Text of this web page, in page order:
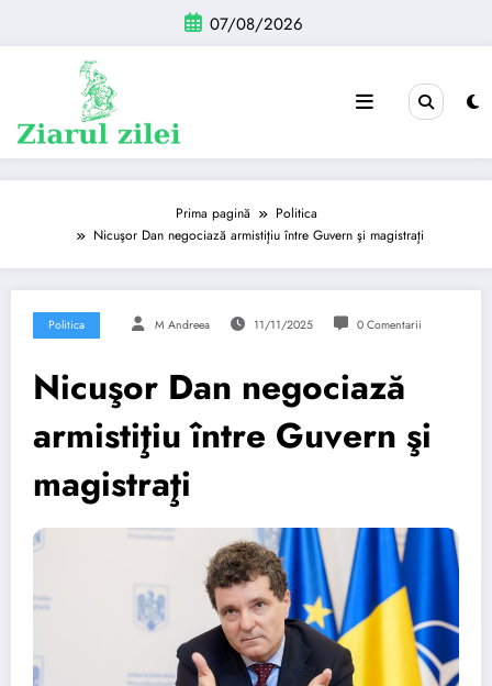
conținut
07/08/2026
Prima pagină
Politica
Nicuşor Dan negociază armistiţiu între Guvern şi magistraţi
Politica M Andreea 11/11/2025 0 Comentarii
Nicuşor Dan negociază
armistiţiu între Guvern şi
magistraţi